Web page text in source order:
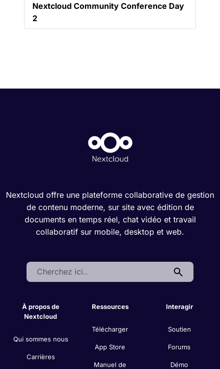
Nextcloud Community Conference Day
2
Nextcloud offre une plateforme collaborative de gestion
de contenu moderne, sur site avec édition de
documents en temps réel, chat vidéo et travail
collaboratif sur mobile, desktop et web.
Search:
À propos de
Nextcloud
Qui sommes nous
Carrières
Ressources
Télécharger
App Store
Manuel de
Interagir
Soutien
Forums
Démo